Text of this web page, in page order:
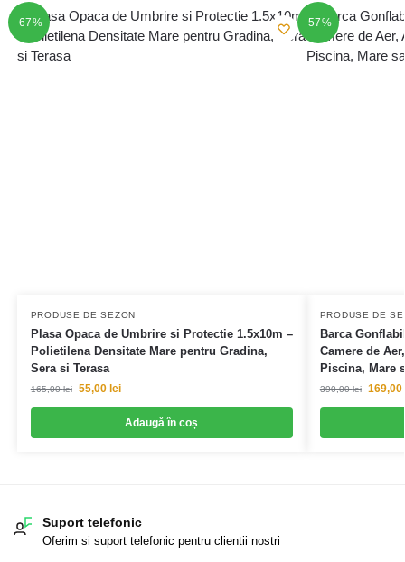
-67%
PRODUSE DE SEZON
Plasa Opaca de Umbrire si Protectie 1.5x10m –
Polietilena Densitate Mare pentru Gradina,
Sera si Terasa
165,00lei 55,00 lei
Adaugă în coș
-57%
PRODUSE DE
Barca
Camere de
Piscina, Mare
390,00lei 169,00
Suport telefonic
Oferim si suport telefonic pentru clientii nostri